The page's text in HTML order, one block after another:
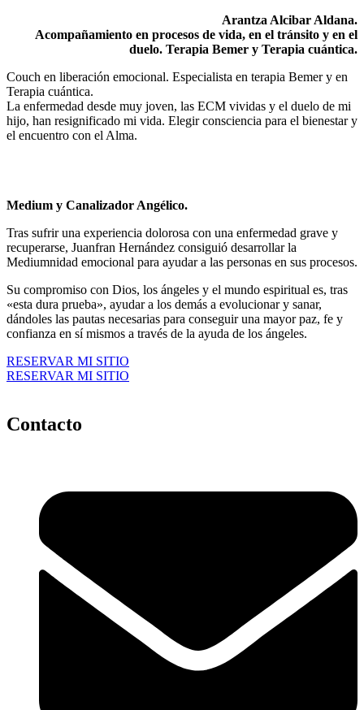
Arantza Alcibar Aldana.
Acompañamiento en procesos de vida, en el tránsito y en el
duelo. Terapia Bemer y Terapia cuántica.
Couch en liberación emocional. Especialista en terapia Bemer y en
Terapia cuántica.
La enfermedad desde muy joven, las ECM vividas y el duelo de mi
hijo, han resignificado mi vida. Elegir consciencia para el bienestar y
el encuentro con el Alma.
Medium y Canalizador Angélico.
Tras sufrir una experiencia dolorosa con una enfermedad grave y
recuperarse, Juanfran Hernández consiguió desarrollar la
Mediumnidad emocional para ayudar a las personas en sus procesos.
Su compromiso con Dios, los ángeles y el mundo espiritual es, tras
«esta dura prueba», ayudar a los demás a evolucionar y sanar,
dándoles las pautas necesarias para conseguir una mayor paz, fe y
confianza en sí mismos a través de la ayuda de los ángeles.
RESERVAR MI SITIO
RESERVAR MI SITIO
Contacto